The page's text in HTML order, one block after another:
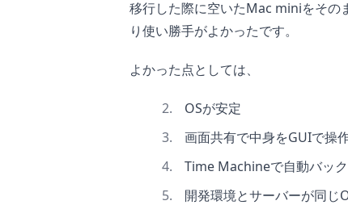
移行した際に空いたMac miniをその
り使い勝手がよかったです。
よかった点としては、
OSが安定
画面共有で中身をGUIで操
Time Machineで自動バッ
開発環境とサーバーが同じ